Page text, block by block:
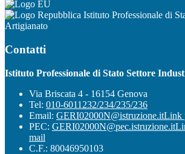
Istituto Professionale di
Artigianato
Contatti
Istituto Professionale di Stato Settore
Via Briscata 4 - 16154 Genova
Tel: 010-6011232/234/235/236
Email: GERI02000N@istruzione.itLink
PEC: GERI02000N@pec.istruzione.it
mail
C.F.: 80046950103